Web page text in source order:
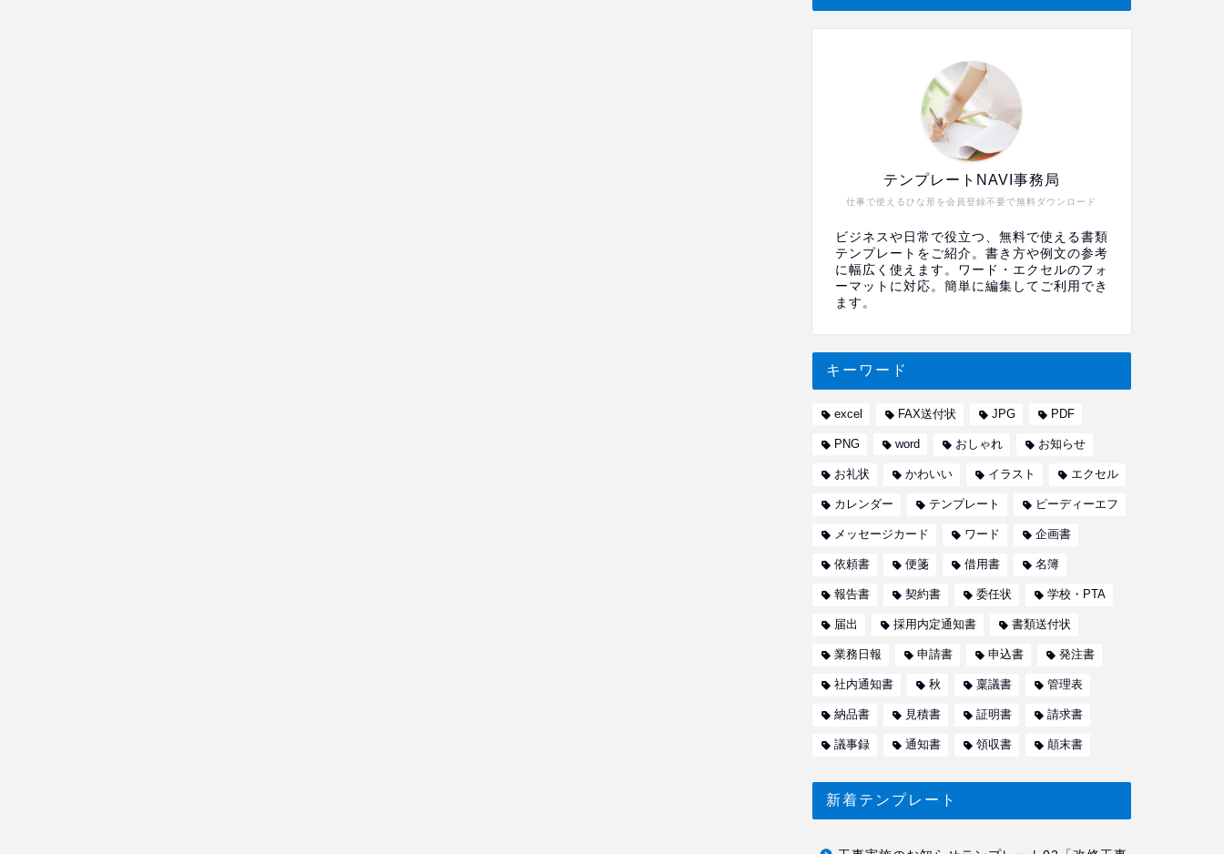
仕事で使えるひな形を会員登録不要で無料ダウンロード
テンプレートNAVI事務局
ビジネスや日常で役立つ、無料で使える書類
テンプレートをご紹介。書き方や例文の参考
に幅広く使えます。ワード・エクセルのフォ
ーマットに対応。簡単に編集してご利用でき
ます。
キーワード
excel FAX送付状 JPG PDF
PNG word おしゃれ お知らせ
お礼状 かわいい イラスト エクセル
カレンダー テンプレート ピーディーエフ
メッセージカード ワード 企画書
依頼書 便箋 借用書 名簿
報告書 契約書 委任状 学校・PTA
届出 採用内定通知書 書類送付状
業務日報 申請書 申込書 発注書
社内通知書 秋 稟議書 管理表
納品書 見積書 証明書 請求書
議事録 通知書 領収書 顛末書
新着テンプレート